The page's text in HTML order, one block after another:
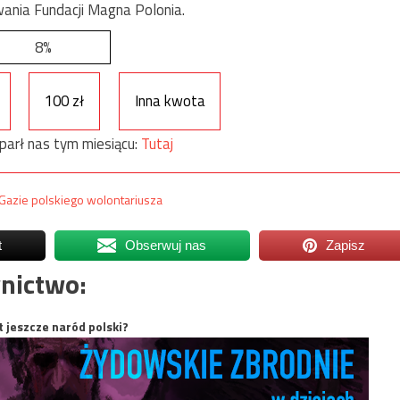
Fundacji Magna Polonia.
8%
100 zł
Inna kwota
nas tym miesiącu: Tutaj
polskiego wolontariusza
Obserwuj nas Zapisz
jeszcze naród polski?